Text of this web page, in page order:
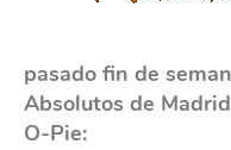
pasado fin de
Absolutos de
O-Pie: